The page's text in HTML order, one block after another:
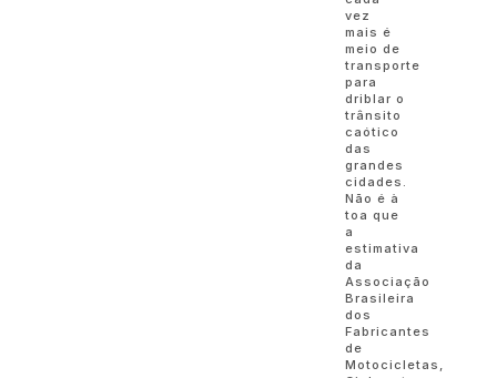
vez
mais é
meio de
transporte
para
driblar o
trânsito
caótico
das
grandes
cidades.
Não é à
toa que
a
estimativa
da
Associação
Brasileira
dos
Fabricantes
de
Motocicletas,